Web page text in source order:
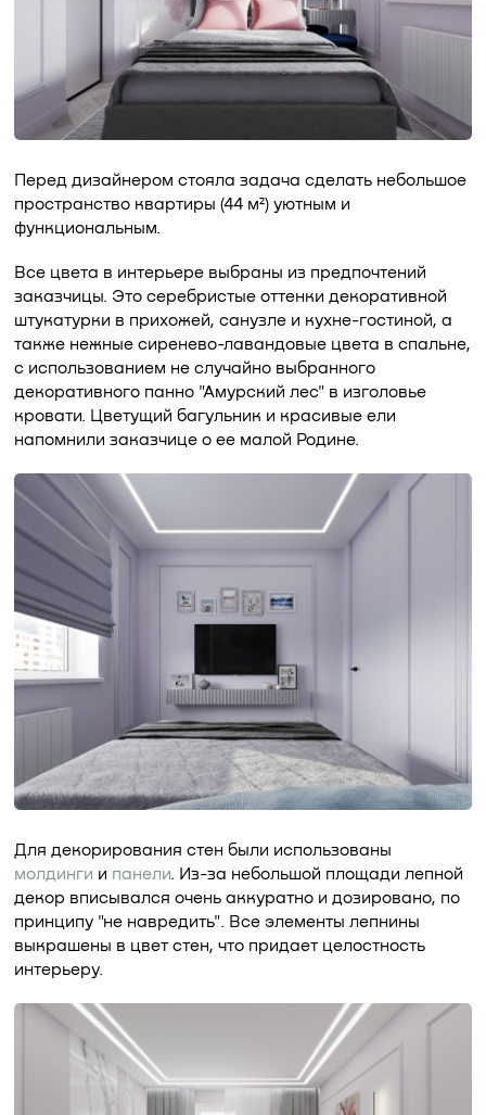
Перед дизайнером стояла задача сделать небольшое
пространство квартиры (44 м²) уютным и
функциональным.
Все цвета в интерьере выбраны из предпочтений
заказчицы. Это серебристые оттенки декоративной
штукатурки в прихожей, санузле и кухне-гостиной, а
также нежные сиренево-лавандовые цвета в спальне,
с использованием не случайно выбранного
декоративного панно "Амурский лес" в изголовье
кровати. Цветущий багульник и красивые ели
напомнили заказчице о ее малой Родине.
Для декорирования стен были использованы
молдинги и панели. Из-за небольшой площади лепной
декор вписывался очень аккуратно и дозировано, по
принципу "не навредить". Все элементы лепнины
выкрашены в цвет стен, что придает целостность
интерьеру.